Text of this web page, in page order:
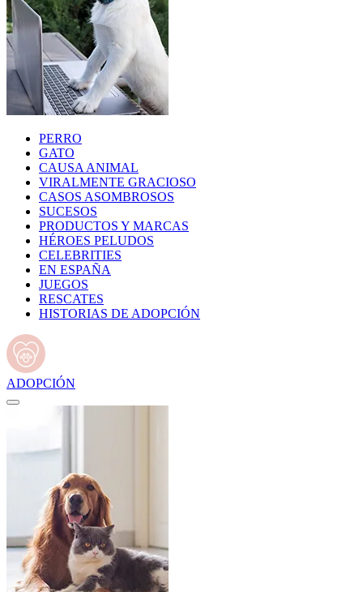
PERRO
GATO
CAUSA ANIMAL
VIRALMENTE GRACIOSO
CASOS ASOMBROSOS
SUCESOS
PRODUCTOS Y MARCAS
HÉROES PELUDOS
CELEBRITIES
EN ESPAÑA
JUEGOS
RESCATES
HISTORIAS DE ADOPCIÓN
ADOPCIÓN